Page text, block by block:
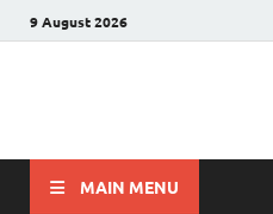
9 August 2026
MAIN MENU